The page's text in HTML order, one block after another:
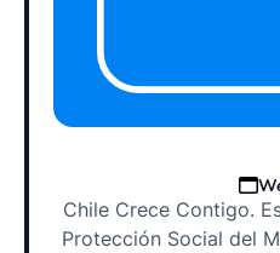
Chile Crece Contigo.
Protección Social del